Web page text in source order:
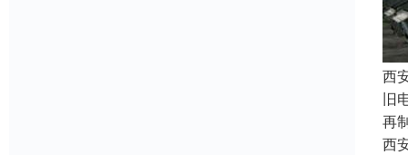
西
旧
再
西